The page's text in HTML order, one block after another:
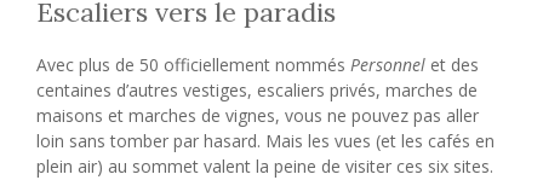
Escaliers vers le paradis
Avec plus de 50 officiellement nommés Personnel et des
centaines d’autres vestiges, escaliers privés, marches de
maisons et marches de vignes, vous ne pouvez pas aller
loin sans tomber par hasard. Mais les vues (et les cafés en
plein air) au sommet valent la peine de visiter ces six sites.